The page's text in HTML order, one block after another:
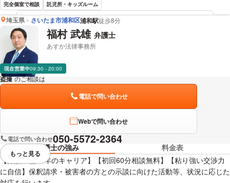
完全個室で相談 託児所・キッズルーム
吉野 大地 弁護士の詳細情報を見る
埼玉県 さいたま市浦和区浦和駅徒歩8分
福村 武雄 弁護士
あすか法律事務所
現在営業中09:30 - 20:00
盗撮 のご相談は
電話で問い合わせ
Webで問い合わせ
電話で問い合わせ050-5572-2364
弁護士の強み
料金表
【弁護士歴20年のキャリア】【初回60分相談無料】【粘り強い交渉力
に自信】保釈請求・被害者の方との示談に向けた活動等、状況に応じた
視覚的に省略されている要素を
もっと見る